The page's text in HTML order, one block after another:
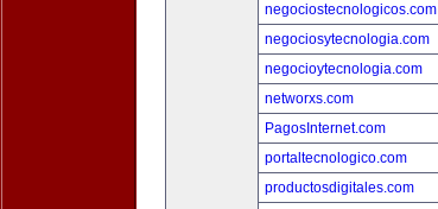
negociostecnologicos.com
negociosytecnologia.com
negocioytecnologia.com
networxs.com
PagosInternet.com
portaltecnologico.com
productosdigitales.com